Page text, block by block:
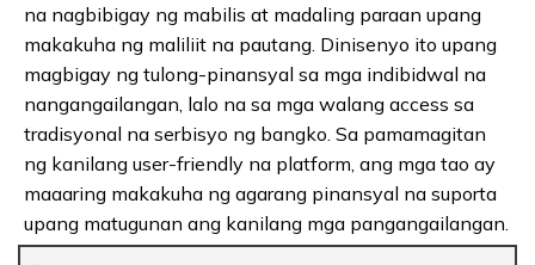
na nagbibigay ng mabilis at madaling paraan upang
makakuha ng maliliit na pautang. Dinisenyo ito upang
magbigay ng tulong-pinansyal sa mga indibidwal na
nangangailangan, lalo na sa mga walang access sa
tradisyonal na serbisyo ng bangko. Sa pamamagitan
ng kanilang user-friendly na platform, ang mga tao ay
maaaring makakuha ng agarang pinansyal na suporta
upang matugunan ang kanilang mga pangangailangan.